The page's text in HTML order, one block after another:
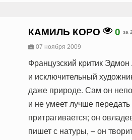
КАМИЛЬ КОРО 0 за
07 ноября 2009
Французский критик
и исключительный
даже природе. Сам он
и не умеет лучше
притрагивается; он
пишет с натуры, – он